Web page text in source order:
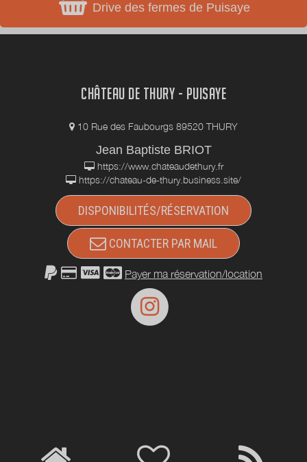
Drive des fermes de Puisaye
CHÂTEAU DE THURY - PUISAYE
10 Rue des Faubourgs 89520 THURY
Jean Baptiste BRIOT
https://www.chateaudethury.fr
https://chateau-de-thury.business.site/
DISPONIBILITÉS/RÉSERVATION
CONTACTER PAR MAIL
Payer ma réservation/location